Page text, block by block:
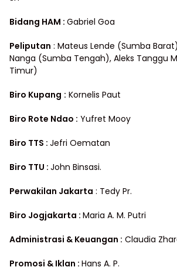
Bidang HAM : Gabriel Goa
Peliputan : Mateus Lende (Sumba
Nanga (Sumba Tengah), Aleks Tanggu
Timur)
Biro Kupang : Kornelis Paut
Biro Rote Ndao : Yufret Mooy
Biro TTS : Jefri Oematan
Biro TTU : John Binsasi.
Perwakilan Jakarta : Tedy Pr.
Biro Jogjakarta : Maria A. M. Putri
Administrasi & Keuangan : Claudia
Promosi & Iklan : Hans A. P.